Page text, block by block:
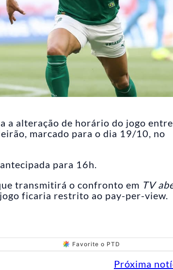
a alteração de horário do jogo entre
marcado para o dia 19/10, no
para 16h.
transmitirá o confronto em TV
ficaria restrito ao pay-per-view.
Favorite o PTD
Próxima